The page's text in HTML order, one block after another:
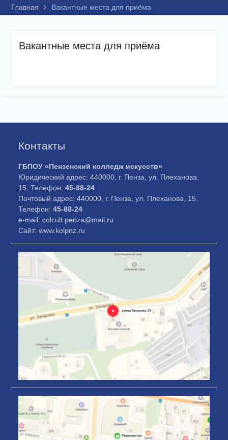
Главная Вакантные места для приёма
Вакантные места для приёма
Контакты
ГБПОУ «Пензенский колледж искусств»
Юридический адрес: 440000, г. Пенза, ул. Плеханова,
15. Телефон:45-88-24
Почтовый адрес: 440000, г. Пенза, ул. Плеханова, 15.
Телефон:45-88-24
e-mail: colcult.penza@mail.ru
Сайт: www.kolpnz.ru